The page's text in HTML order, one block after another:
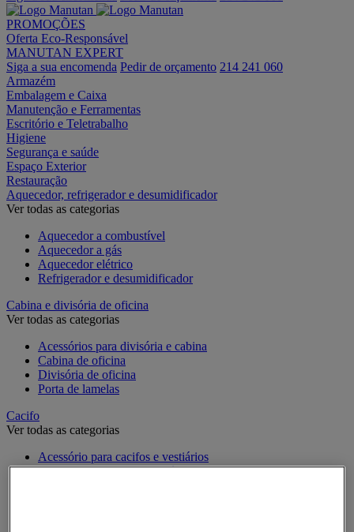
PROMOÇÕES
Oferta Eco-Responsável
MANUTAN EXPERT
Siga a sua encomenda Pedir de orçamento 214 241 060
Armazém
Embalagem e Caixa
Manutenção e Ferramentas
Escritório e Teletrabalho
Higiene
Segurança e saúde
Espaço Exterior
Restauração
Aquecedor, refrigerador e desumidificador
Ver todas as categorias
Aquecedor a combustível
Aquecedor a gás
Aquecedor elétrico
Refrigerador e desumidificador
Cabina e divisória de oficina
Ver todas as categorias
Acessórios para divisória e cabina
Cabina de oficina
Divisória de oficina
Porta de lamelas
Cacifo
Ver todas as categorias
Acessório para cacifos e vestiários
Cacifo de moeda e multimédia